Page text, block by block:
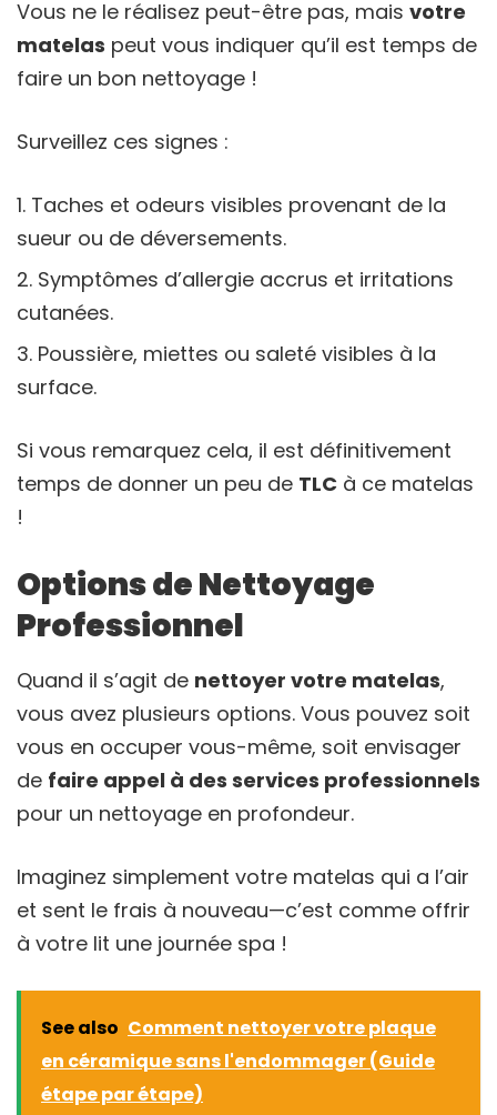
Vous ne le réalisez peut-être pas, mais votre
matelas peut vous indiquer qu’il est temps de
faire un bon nettoyage !
Surveillez ces signes :
Taches et odeurs visibles provenant de la
sueur ou de déversements.
Symptômes d’allergie accrus et irritations
cutanées.
Poussière, miettes ou saleté visibles à la
surface.
Si vous remarquez cela, il est définitivement
temps de donner un peu de TLC à ce matelas
!
Options de Nettoyage
Professionnel
Quand il s’agit de nettoyer votre matelas,
vous avez plusieurs options. Vous pouvez soit
vous en occuper vous-même, soit envisager
de faire appel à des services professionnels
pour un nettoyage en profondeur.
Imaginez simplement votre matelas qui a l’air
et sent le frais à nouveau—c’est comme offrir
à votre lit une journée spa !
See also Comment nettoyer votre plaque
en céramique sans l'endommager (Guide
étape par étape)